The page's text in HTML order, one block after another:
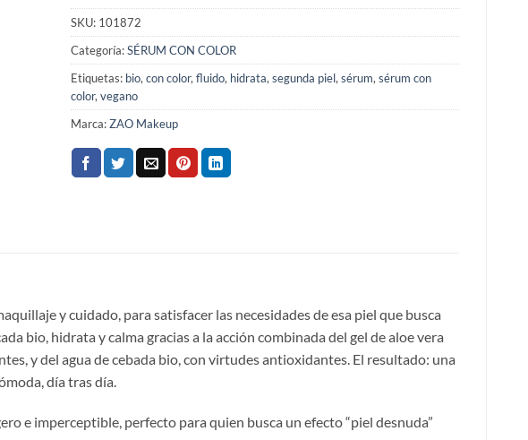
SKU: 101872
Categoría:SÉRUM CON COLOR
Etiquetas: bio, con color, fluido, hidrata, segunda piel, sérum, sérum con
color, vegano
Marca:ZAO Makeup
y cuidado, para satisfacer las necesidades de esa piel que busca
bio, hidrata y calma gracias a la acción combinada del gel de aloe vera
y del agua de cebada bio, con virtudes antioxidantes. El resultado: una
día tras día.
e imperceptible, perfecto para quien busca un efecto “piel desnuda”